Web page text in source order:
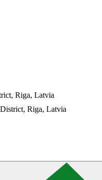
Riga, Latvia
Riga, Latvia